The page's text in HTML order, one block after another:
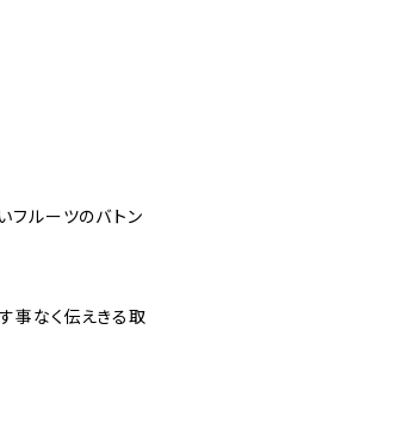
フルーツのバトン
事なく伝えきる取